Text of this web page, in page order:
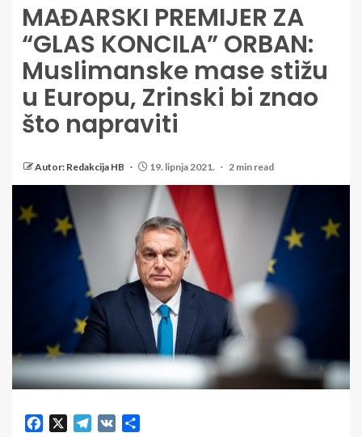
MAĐARSKI PREMIJER ZA
“GLAS KONCILA” ORBAN:
Muslimanske mase stižu
u Europu, Zrinski bi znao
što napraviti
Autor: Redakcija HB 19. lipnja 2021. 2 min read
Facebook Telegram
VK